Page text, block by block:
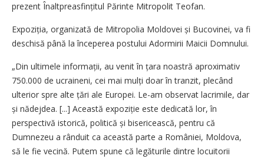
prezent Înaltprea­sfin­țitul Părinte Mitropolit Teofan.
Expoziția, organizată de Mitropolia Moldovei și Bucovinei, va fi
deschisă până la începerea postului Adormirii Maicii Domnului.
„Din ultimele informații, au venit în țara noastră aproximativ
750.000 de ucraineni, cei mai mulți doar în tranzit, plecând
ulterior spre alte țări ale Europei. Le-am observat lacrimile, dar
și nădejdea. [...] Această expoziție este dedicată lor, în
perspectivă istorică, politică și bisericească, pentru că
Dumnezeu a rânduit ca această parte a României, Moldova,
să le fie vecină. Putem spune că legăturile dintre locuitorii